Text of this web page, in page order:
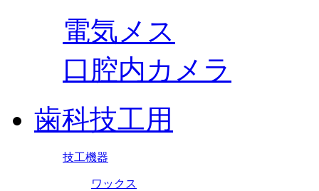
電気メス
口腔内カメラ
歯科技工用
技工機器
ワックス